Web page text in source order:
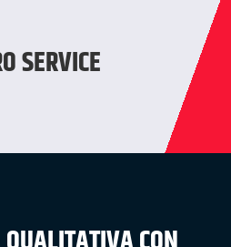
SERVICE